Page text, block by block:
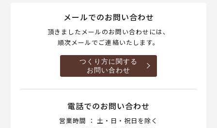
メールでのお問い合わせ
頂きましたメールのお問い合わせには、
順次メールでご連絡いたします。
つくり方に関する
お問い合わせ
電話でのお問い合わせ
営業時間 ： 土・日・祝日を除く